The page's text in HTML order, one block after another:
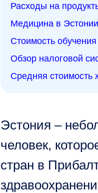
Расходы на
Медицина в Эстонии
Стоимость
Обзор налоговой
Средняя стоимость
Эстония –
человек,
стран в